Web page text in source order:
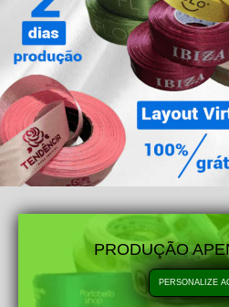
PRODUÇÃO
PERSONALIZE